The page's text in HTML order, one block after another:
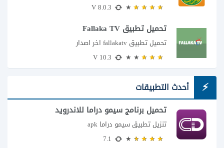
تحميل تطبيق Fallaka TV
تحميل تطبيق fallakatv اخر اصدار
أحدث التطبيقات
تحميل برنامج سيمو دراما للاندرويد
تنزيل تطبيق سيمو دراما apk